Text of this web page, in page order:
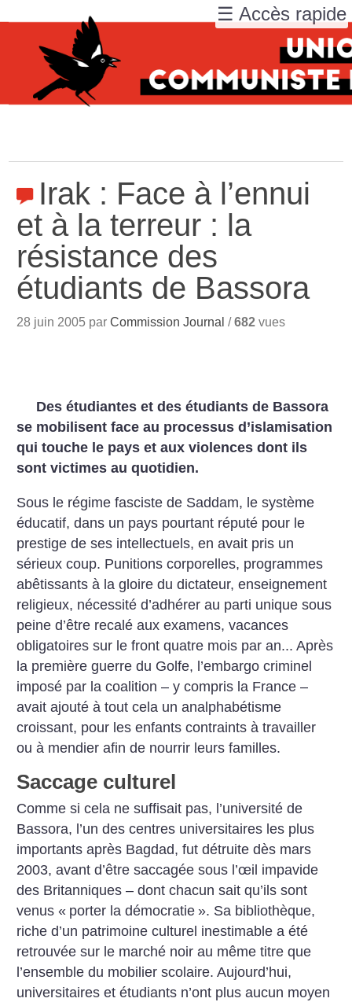
Irak : Face à l’ennui
et à la terreur : la
résistance des
étudiants de Bassora
28 juin 2005 parCommission Journal /682 vues
Des étudiantes et des étudiants de Bassora
se mobilisent face au processus d’islamisation
qui touche le pays et aux violences dont ils
sont victimes au quotidien.
Sous le régime fasciste de Saddam, le système
éducatif, dans un pays pourtant réputé pour le
prestige de ses intellectuels, en avait pris un
sérieux coup. Punitions corporelles, programmes
abêtissants à la gloire du dictateur, enseignement
religieux, nécessité d’adhérer au parti unique sous
peine d’être recalé aux examens, vacances
obligatoires sur le front quatre mois par an... Après
la première guerre du Golfe, l’embargo criminel
imposé par la coalition – y compris la France –
avait ajouté à tout cela un analphabétisme
croissant, pour les enfants contraints à travailler
ou à mendier afin de nourrir leurs familles.
Saccage culturel
Comme si cela ne suffisait pas, l’université de
Bassora, l’un des centres universitaires les plus
importants après Bagdad, fut détruite dès mars
2003, avant d’être saccagée sous l’œil impavide
des Britanniques – dont chacun sait qu’ils sont
venus « porter la démocratie ». Sa bibliothèque,
riche d’un patrimoine culturel inestimable a été
retrouvée sur le marché noir au même titre que
l’ensemble du mobilier scolaire. Aujourd’hui,
universitaires et étudiants n’ont plus aucun moyen
☰ Accès rapide